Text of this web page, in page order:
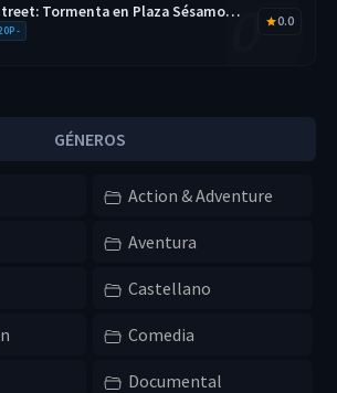
Tormenta en Plaza Sésamo
Latino
-
0.0
GÉNEROS
Action & Adventure
Aventura
Castellano
Comedia
Documental